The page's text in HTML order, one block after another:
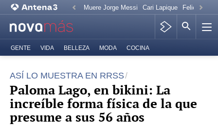
Muere Jorge Messi Cari Lapique Felicitación
GENTE VIDA BELLEZA MODA COCINA
ASÍ LO MUESTRA EN RRSS
Paloma Lago, en bikini: La
increíble forma física de la que
presume a sus 56 años